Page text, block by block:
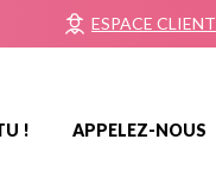
ESPACE CLIENT
! APPELEZ-NOUS